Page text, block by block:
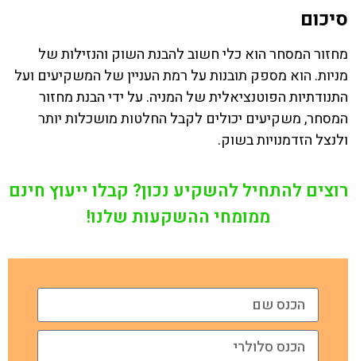
סיכום
מחזור המסחר הוא כלי חשוב להבנת השוק והנזילות של
מניות. הוא מספק תובנות על רמת העניין של המשקיעים ועל
התנודתיות הפוטנציאלית של המניה. על ידי הבנת מחזור
המסחר, משקיעים יכולים לקבל החלטות מושכלות יותר
ולנצל הזדמנויות בשוק.
רוצים להתחיל להשקיע נכון? קבלו ייעוץ חינם
ממומחי ההשקעות שלנו!